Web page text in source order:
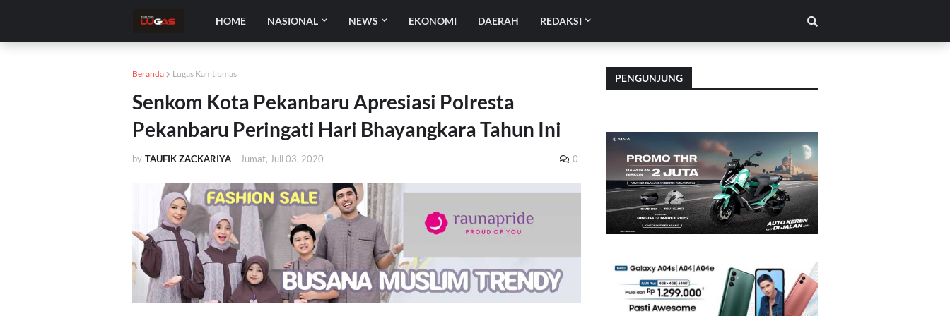
HOME NASIONAL NEWS EKONOMI DAERAH REDAKSI
Beranda Lugas Kamtibmas
Senkom Kota Pekanbaru Apresiasi Polresta
Pekanbaru Peringati Hari Bhayangkara Tahun Ini
by TAUFIK ZACKARIYA - Jumat, Juli 03, 2020 0
PENGUNJUNG